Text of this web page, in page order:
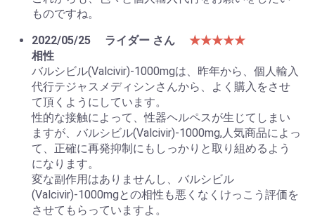
ものですね。
2022/05/25
ライダー さん
★★★★★
相性
バルシビル(Valcivir)-1000mgは、昨年から、個人輸入
代行テジャスメディシンさんから、よく購入をさせ
て頂くようにしています。
性的な接触によって、性器ヘルペスが生じてしまい
ますが、バルシビル(Valcivir)-1000mg,人気商品によっ
て、正確に再発抑制にもしっかりと取り組めるよう
になります。
変な副作用はありませんし、バルシビル
(Valcivir)-1000mgとの相性も悪くなくけっこう評価を
させてもらっていますよ。